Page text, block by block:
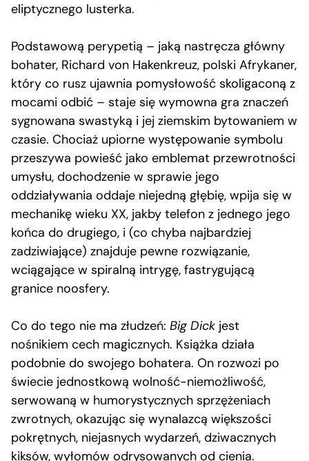
eliptycznego lusterka.
Podstawową perypetią – jaką nastręcza główny
bohater, Richard von Hakenkreuz, polski Afrykaner,
który co rusz ujawnia pomysłowość skoligaconą z
mocami odbić – staje się wymowna gra znaczeń
sygnowana swastyką i jej ziemskim bytowaniem w
czasie. Chociaż upiorne występowanie symbolu
przeszywa powieść jako emblemat przewrotności
umysłu, dochodzenie w sprawie jego
oddziaływania oddaje niejedną głębię, wpija się w
mechanikę wieku XX, jakby telefon z jednego jego
końca do drugiego, i (co chyba najbardziej
zadziwiające) znajduje pewne rozwiązanie,
wciągające w spiralną intrygę, fastrygującą
granice noosfery.
Co do tego nie ma złudzeń: Big Dick jest
nośnikiem cech magicznych. Książka działa
podobnie do swojego bohatera. On rozwozi po
świecie jednostkową wolność-niemożliwość,
serwowaną w humorystycznych sprzężeniach
zwrotnych, okazując się wynalazcą większości
pokrętnych, niejasnych wydarzeń, dziwacznych
kiksów, wyłomów odrysowanych od cienia.